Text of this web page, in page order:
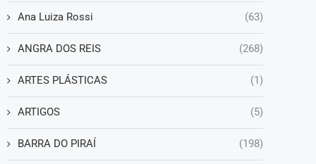
Ana Luiza Rossi (63)
ANGRA DOS REIS (268)
ARTES PLÁSTICAS (1)
ARTIGOS (5)
BARRA DO PIRAÍ (198)